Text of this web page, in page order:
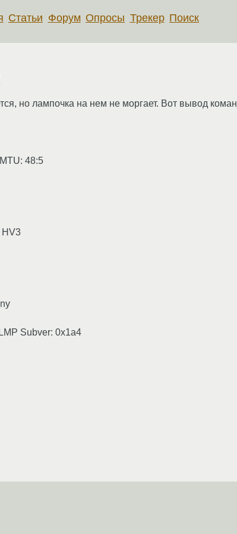
Статьи Форум Опросы Трекер Поиск
но лампочка на нем не моргает. Вот вывод
48:5
HV3
Subver: 0x1a4